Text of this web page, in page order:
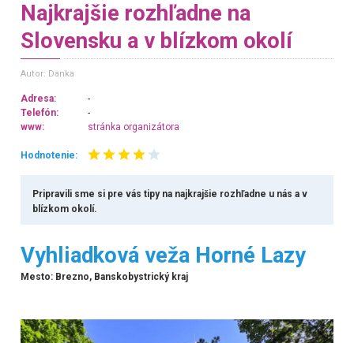
Najkrajšie rozhľadne na
Slovensku a v blízkom okolí
Autor: Danka
Adresa:
-
Telefón:
-
www:
stránka organizátora
Hodnotenie:
Pripravili sme si pre vás tipy na najkrajšie rozhľadne u nás a v
blízkom okolí.
Vyhliadková veža Horné Lazy
Mesto: Brezno, Banskobystrický kraj